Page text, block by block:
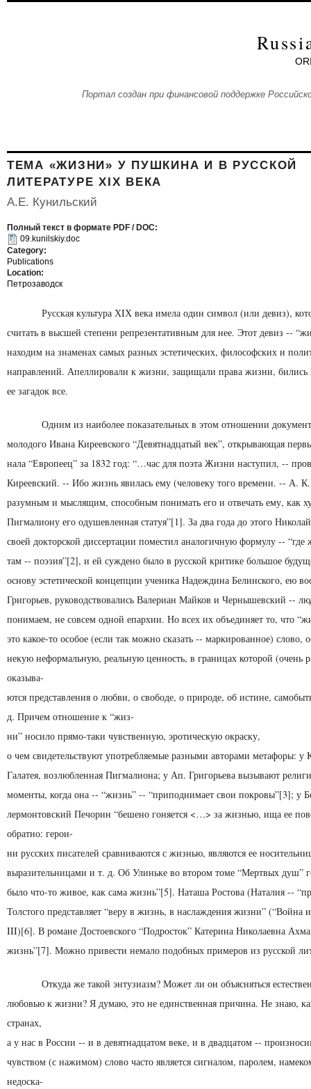
Портал создан при финансовой поддержке
ТЕМА «ЖИЗНИ» У ПУШКИНА И В РУССКОЙ
ЛИТЕРАТУРЕ XIX ВЕКА
А.Е. Кунильский
Полный текст в формате PDF / DOC:
09.kunilskiy.doc
Category:
Publications
Location:
Петрозаводск
Русская культура ХIХ века имела один символ (или де­виз),
считать в высшей степени репрезента­тивным для нее. Этот девиз --
находим на знаменах самых разных эстетических, философских и
направлений. Апеллировали к жизни, защищали права жизни, бились
ее загадок все.
Одним из наиболее показательных в этом отношении
молодого Ивана Киреевского “Девятнадцатый век”, открывающая
нала “Европеец” за 1832 год: “…час для поэта Жизни насту­пил, --
Киреевский. -- Ибо жизнь явилась ему (человеку того времени. -- А.
разумным и мыслящим, способным понимать его и отвечать ему, как
Пигмалиону его одушевленная статуя”[1]. За два года до этого
своей докторской дис­сертации поместил аналогичную формулу -- “где
там -- поэзия”[2], и ей суждено было в русской критике боль­шое
основу эстетической концепции ученика Надеждина Белинского, ею
Григорьев, руководствовались Валериан Майков и Черны­шевский --
понимаем, не совсем одной епар­хии. Но всех их объединяет то, что
это какое-то особое (если так можно сказать -- маркированное) слово,
некую неформальную, реальную цен­ность, в границах которой (очень
оказыва-
ются представления о любви, о свободе, о природе, об исти­не,
д. Причем отношение к “жиз-
ни” носило прямо-таки чувственную, эротическую окраску,
о чем свидетельствуют употребляемые разными авторами метафоры: у
Галатея, возлюбленная Пиг­малиона; у Ап. Григорьева вызывают
моменты, когда она -- “жизнь” -- “приподнимает свои покро­вы”[3]; у
лермонтовский Печорин “бешено гоня­ется <…> за жизнью, ища ее
обратно: герои-
ни русских писателей сравниваются с жизнью, являются ее
выразительницами и т. д. Об Улиньке во втором томе “Мертвых душ”
было что-то живое, как сама жизнь”[5]. Наташа Ростова (Наталия --
Толстого представляет “веру в жизнь, в наслаж­дения жизни” (“Война
III)[6]. В романе Дос­тоевского “Подросток” Катерина Николаевна
жизнь”[7]. Можно привести немало подобных примеров из русской
Откуда же такой энтузиазм? Может ли он объясняться
любовью к жизни? Я думаю, это не единственная причина. Не знаю,
странах,
а у нас в России -- и в девятнадцатом веке, и в двадцатом --
чувством (с нажимом) слово часто является сигналом, паролем,
недоска-